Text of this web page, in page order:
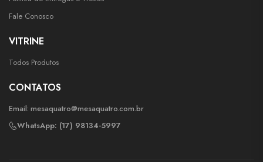
Fale Conosco
VITRINE
Todos Produtos
CONTATOS
Email: mesaquatro@mesaquatro.com.br
WhatsApp: (17) 98134-5997